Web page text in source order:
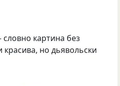
картина без
но дьявольски